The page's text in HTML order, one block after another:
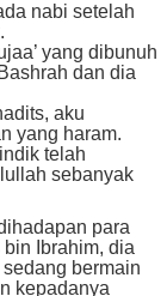
nabi setelah
yang dibunuh
dan dia
aku
yang haram.
telah
sebanyak
para
Ibrahim, dia
bermain
kepadanya